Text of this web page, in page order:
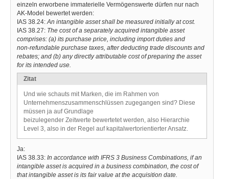
einzeln erworbene immaterielle Vermögenswerte dürfen nur nach
AK-Model bewertet werden:
IAS 38.24: An intangible asset shall be measured initially at cost.
IAS 38.27: The cost of a separately acquired intangible asset
comprises: (a) its purchase price, including import duties and
non‑refundable purchase taxes, after deducting trade discounts and
rebates; and (b) any directly attributable cost of preparing the asset
for its intended use.
Zitat
Und wie schauts mit Marken, die im Rahmen von
Unternehmenszusammenschlüssen zugegangen sind? Diese
müssen ja auf Grundlage
beizulegender Zeitwerte bewertetet werden, also Hierarchie
Level 3, also in der Regel auf kapitalwertorientierter Ansatz.
Ja:
IAS 38.33: In accordance with IFRS 3 Business Combinations, if an
intangible asset is acquired in a business combination, the cost of
that intangible asset is its fair value at the acquisition date.